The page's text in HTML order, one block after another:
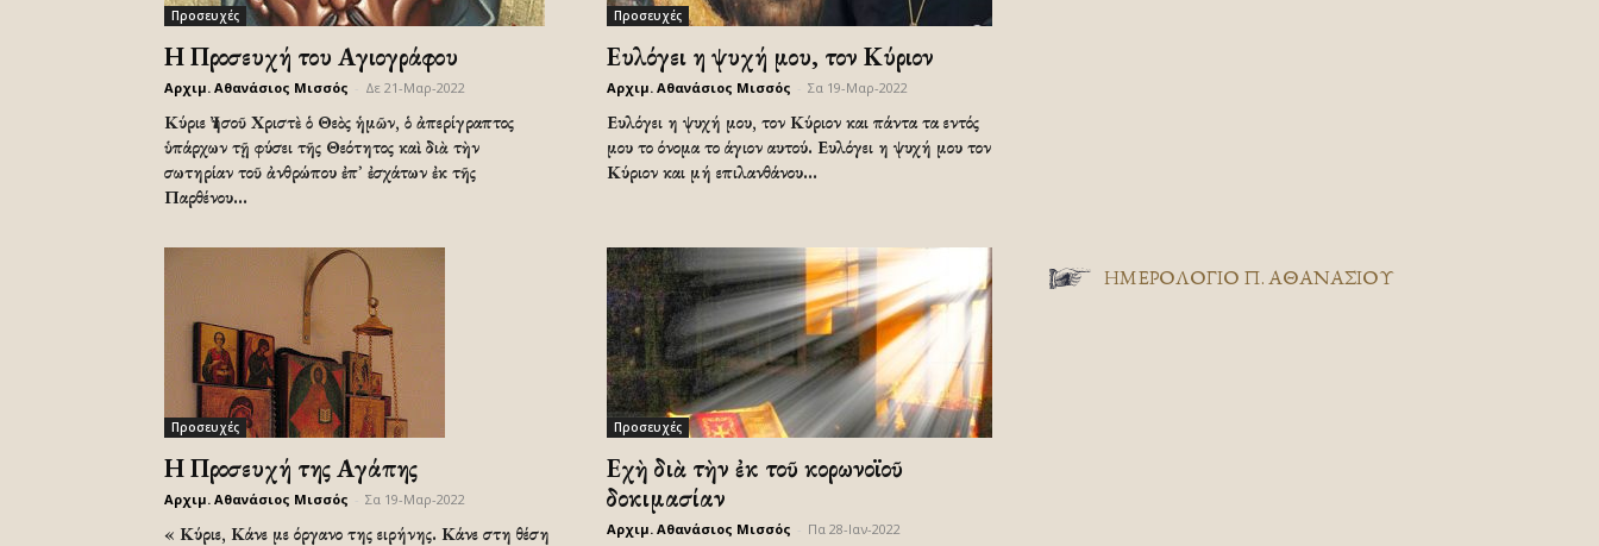
Προσευχές
Η Προσευχή του Αγιογράφου
Αρχιμ. Αθανάσιος Μισσός Δε 21-Μαρ-2022
Κύριε Ἰησοῦ Χριστὲ ὁ Θεὸς ἡμῶν, ὁ ἀπερίγραπτος
ὑπάρχων τῇ φύσει τῆς Θεότητος καὶ διὰ τὴν
σωτηρίαν τοῦ ἀνθρώπου ἐπ᾿ ἐσχάτων ἐκ τῆς
Παρθένου...
Προσευχές
Ευλόγει η ψυχή μου, τον Κύριον
Αρχιμ. Αθανάσιος Μισσός Σα 19-Μαρ-2022
Ευλόγει η ψυχή μου, τον Κύριον και πάντα τα εντός
μου το όνομα το άγιον αυτού. Ευλόγει η ψυχή μου τον
Κύριον και μή επιλανθάνου...
Προσευχές
Η Προσευχή της Αγάπης
Αρχιμ. Αθανάσιος Μισσός Σα 19-Μαρ-2022
« Κύριε, Κάνε με όργανο της ειρήνης. Κάνε στη θέση
Προσευχές
Εὐχὴ διὰ τὴν ἐκ τοῦ κορωνοϊοῦ
δοκιμασίαν
Αρχιμ. Αθανάσιος Μισσός Πα 28-Ιαν-2022
ΗΜΕΡΟΛΟΓΙΟ Π. ΑΘΑΝΑΣΙΟΥ